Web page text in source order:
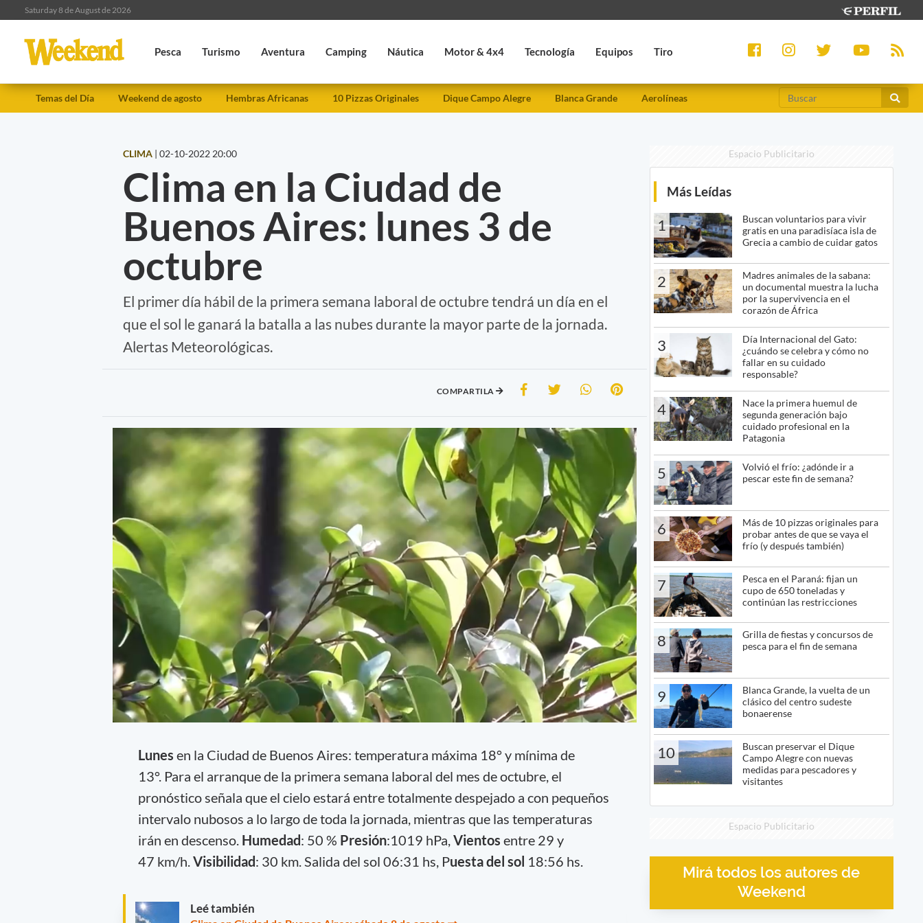
Saturday 8 de August de 2026
Pesca Turismo Aventura Camping Náutica Motor & 4x4 Tecnología Equipos Tiro
Temas del Día Weekend de agosto Hembras Africanas 10 Pizzas Originales Dique Campo Alegre Blanca Grande Aerolíneas
CLIMA | 02-10-2022 20:00
Clima en la Ciudad de
Buenos Aires: lunes 3 de
octubre
El primer día hábil de la primera semana laboral de octubre tendrá un día en el
que el sol le ganará la batalla a las nubes durante la mayor parte de la jornada.
Alertas Meteorológicas.
COMPARTILA
Lunes en la Ciudad de Buenos Aires: temperatura máxima 18° y mínima de
13°. Para el arranque de la primera semana laboral del mes de octubre, el
pronóstico señala que el cielo estará entre totalmente despejado a con pequeños
intervalo nubosos a lo largo de toda la jornada, mientras que las temperaturas
irán en descenso. Humedad: 50 % Presión:1019 hPa, Vientos entre 29 y
47 km/h. Visibilidad: 30 km. Salida del sol 06:31 hs, Puesta del sol 18:56 hs.
Leé también
Espacio Publicitario
Más Leídas
1
Buscan voluntarios para vivir
gratis en una paradisíaca isla de
Grecia a cambio de cuidar gatos
2
Madres animales de la sabana:
un documental muestra la lucha
por la supervivencia en el
corazón de África
3
Día Internacional del Gato:
¿cuándo se celebra y cómo no
fallar en su cuidado
responsable?
4
Nace la primera huemul de
segunda generación bajo
cuidado profesional en la
Patagonia
5
Volvió el frío: ¿adónde ir a
pescar este fin de semana?
6
Más de 10 pizzas originales para
probar antes de que se vaya el
frío (y después también)
7
Pesca en el Paraná: fijan un
cupo de 650 toneladas y
continúan las restricciones
8
Grilla de fiestas y concursos de
pesca para el fin de semana
9
Blanca Grande, la vuelta de un
clásico del centro sudeste
bonaerense
10
Buscan preservar el Dique
Campo Alegre con nuevas
medidas para pescadores y
visitantes
Espacio Publicitario
Mirá todos los autores de
Weekend